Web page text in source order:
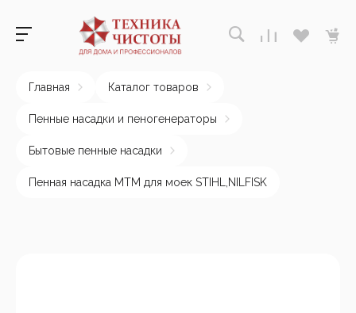
Главная Каталог товаров
Пенные насадки и пеногенераторы
Бытовые пенные насадки
Пенная насадка MTM для моек STIHL,NILFISK